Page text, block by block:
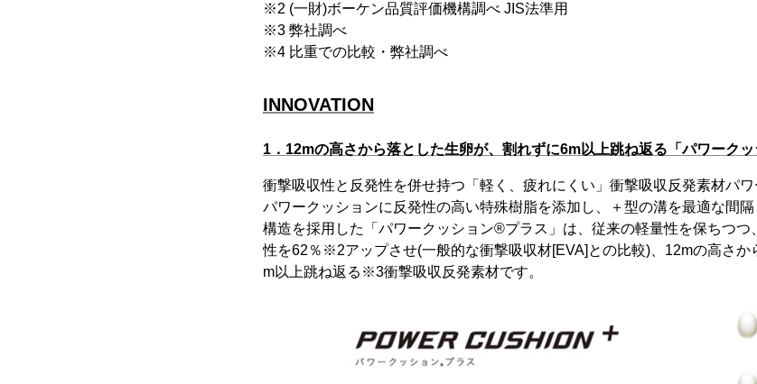
※2 (一財)ボーケン品質評価機構調べ JIS法準用
※3 弊社調べ
※4 比重での比較・弊社調べ
INNOVATION
1．12mの高さから落とした生卵が、割れずに6m以上跳ね返る「パワーク
衝撃吸収性と反発性を併せ持つ「軽く、疲れにくい」衝撃吸収反発素材パワ
パワークッションに反発性の高い特殊樹脂を添加し、＋型の溝を最適な間
構造を採用した「パワークッション®️プラス」は、従来の軽量性を保ちつ
性を62％※2アップさせ(一般的な衝撃吸収材[EVA]との比較)、12mの高さか
m以上跳ね返る※3衝撃吸収反発素材です。